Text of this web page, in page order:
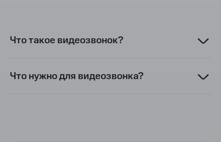
Что такое видеозвонок?
Что нужно для видеозвонка?